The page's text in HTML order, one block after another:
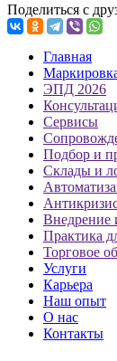
Поделиться с
Главная
ЭПД 2026
Сервисы
Подбор и
Склады и
Внедрение
Практика
Торговое
Услуги
Карьера
Наш опыт
О нас
Контакты